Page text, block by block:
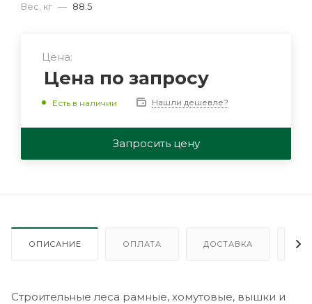
Вес, кг — 88.5
Цена:
Цена по запросу
Есть в наличии Нашли дешевле?
Запросить цену
ОПИСАНИЕ ОПЛАТА ДОСТАВКА
Строительные леса рамные, хомутовые, вышки и